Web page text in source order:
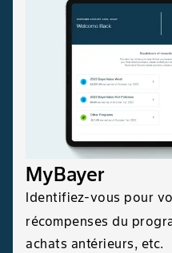
MyBayer
Identifiez-vous pour
récompenses du
achats antérieurs, etc.